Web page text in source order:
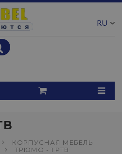
RU
КОРПУСНАЯ МЕБЕЛЬ
ТРЮМО - 1 РТВ